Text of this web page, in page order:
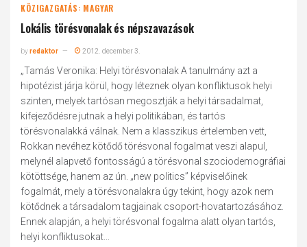
KÖZIGAZGATÁS: MAGYAR
Lokális törésvonalak és népszavazások
byredaktor 2012. december 3.
„Tamás Veronika: Helyi törésvonalak A tanulmány azt a
hipotézist járja körül, hogy léteznek olyan konfliktusok helyi
szinten, melyek tartósan megosztják a helyi társadalmat,
kifejeződésre jutnak a helyi politikában, és tartós
törésvonalakká válnak. Nem a klasszikus értelemben vett,
Rokkan nevéhez kötődő törésvonal fogalmat veszi alapul,
melynél alapvető fontosságú a törésvonal szociodemográfiai
kötöttsége, hanem az ún. „new politics” képviselőinek
fogalmát, mely a törésvonalakra úgy tekint, hogy azok nem
kötődnek a társadalom tagjainak csoport-hovatartozásához.
Ennek alapján, a helyi törésvonal fogalma alatt olyan tartós,
helyi konfliktusokat...